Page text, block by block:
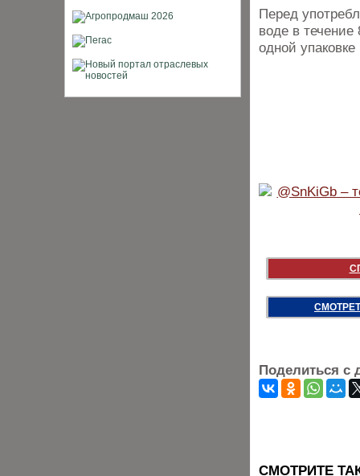
Перед
воде в течение
одной
Поделиться с
CМОТРИТЕ